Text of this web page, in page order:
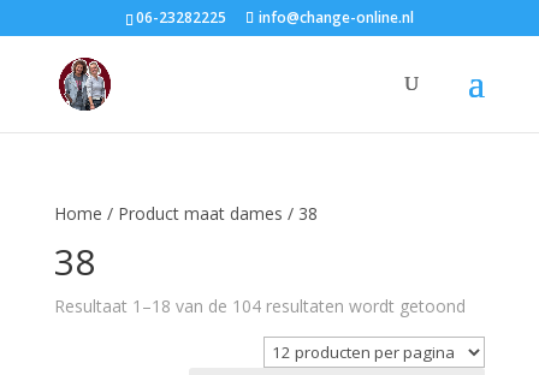
06-23282225 info@change-online.nl
Home / Product maat dames / 38
38
Resultaat 1–18 van de 104 resultaten wordt getoond
op
nieuwste